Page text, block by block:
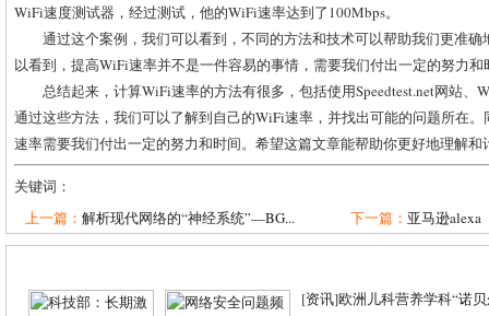
WiFi速度测试器，经过测试，他的WiFi速率达到了100Mbps。
通过这个案例，我们可以看到，不同的方法和技术可以帮助我们更准
以看到，提高WiFi速率并不是一件容易的事情，需要我们付出一定的努力和
总结起来，计算WiFi速率的方法有很多，包括使用Speedtest.net网站、
通过这些方法，我们可以了解到自己的WiFi速率，并找出可能的问题所在
速率需要我们付出一定的努力和时间。希望这篇文章能帮助你更好地理解
关键词：
上一篇： 解析现代网络的“神经系统”—BG... 下一篇： 亚马逊alexa
[资讯]欧洲儿科营养学科“诺